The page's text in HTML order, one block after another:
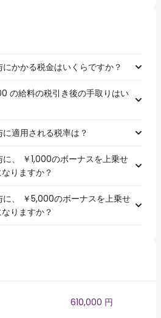
かかる税金はいくらですか？
の給料の税引き後の手取りはい
適用される税率は？
、 ￥1,000のボーナスを上乗せ
りますか？
、 ￥5,000のボーナスを上乗せ
りますか？
610,000 円